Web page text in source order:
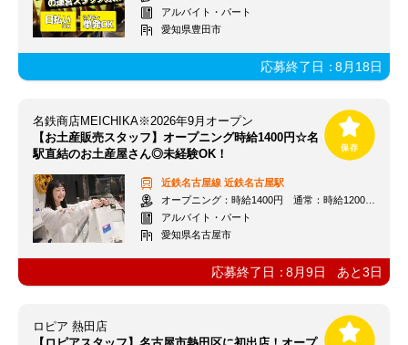
アルバイト・パート
愛知県豊田市
応募終了日：8月18日
名鉄商店MEICHIKA※2026年9月オープン
【お土産販売スタッフ】オープニング時給1400円☆名
駅直結のお土産屋さん◎未経験OK！
近鉄名古屋線 近鉄名古屋駅
オープニング：時給1400円 通常：時給1200円～＋交通費全額支給
アルバイト・パート
愛知県名古屋市
応募終了日：8月9日 あと3日
ロピア 熱田店